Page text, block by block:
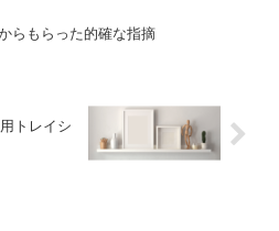
らもらった的確な指摘
トレイシ